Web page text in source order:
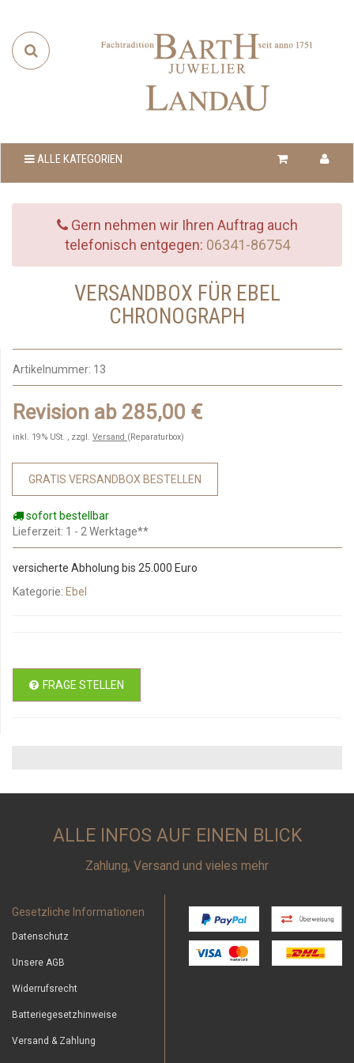
ALLE KATEGORIEN
Gern nehmen wir Ihren Auftrag auch
telefonisch entgegen: 06341-86754
VERSANDBOX FÜR EBEL
CHRONOGRAPH
Artikelnummer: 13
Revision ab 285,00 €
inkl. 19% USt. , zzgl. Versand (Reparaturbox)
GRATIS VERSANDBOX BESTELLEN
sofort bestellbar
Lieferzeit: 1 - 2 Werktage**
versicherte Abholung bis 25.000 Euro
Kategorie: Ebel
FRAGE STELLEN
ALLE INFOS AUF EINEN BLICK
Zahlung, Versand und vieles mehr
Gesetzliche Informationen
Datenschutz
Unsere AGB
Widerrufsrecht
Batteriegesetzhinweise
Versand & Zahlung